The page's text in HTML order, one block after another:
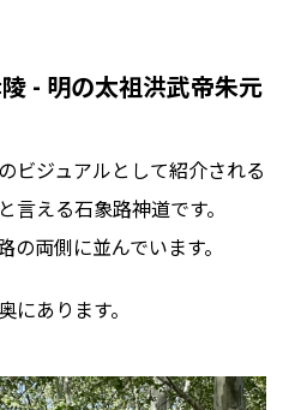
- 明の太祖洪武帝朱元
ビジュアルとして紹介される
言える石象路神道です。
両側に並んでいます。
にあります。